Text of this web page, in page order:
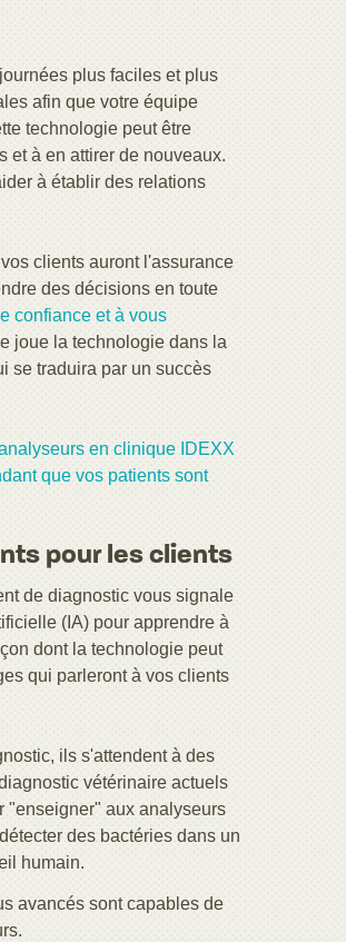
plus faciles et plus
afin que votre équipe
technologie peut être
et à en attirer de nouveaux.
à établir des relations
clients auront l'assurance
des décisions en toute
confiance et à vous
joue la technologie dans la
se traduira par un succès
en clinique IDEXX
que vos patients sont
pour les clients
de diagnostic vous signale
(IA) pour apprendre à
dont la technologie peut
qui parleront à vos clients
ils s'attendent à des
vétérinaire actuels
"enseigner" aux analyseurs
des bactéries dans un
humain.
avancés sont capables de